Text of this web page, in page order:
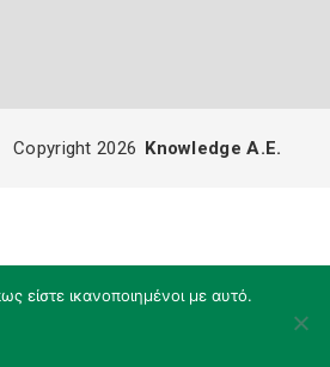
είστε ικανοποιημένοι με αυτό.
Copyright 2026 Knowledge A.E.